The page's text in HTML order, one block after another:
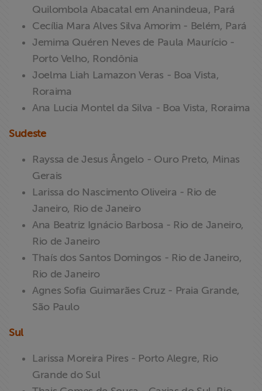
Quilombola Abacatal em Ananindeua, Pará
Cecília Mara Alves Silva Amorim - Belém, Pará
Jemima Quéren Neves de Paula Maurício -
Porto Velho, Rondônia
Joelma Liah Lamazon Veras - Boa Vista,
Roraima
Ana Lucia Montel da Silva - Boa Vista, Roraima
Sudeste
Rayssa de Jesus Ângelo - Ouro Preto, Minas
Gerais
Larissa do Nascimento Oliveira - Rio de
Janeiro, Rio de Janeiro
Ana Beatriz Ignácio Barbosa - Rio de Janeiro,
Rio de Janeiro
Thaís dos Santos Domingos - Rio de Janeiro,
Rio de Janeiro
Agnes Sofia Guimarães Cruz - Praia Grande,
São Paulo
Sul
Larissa Moreira Pires - Porto Alegre, Rio
Grande do Sul